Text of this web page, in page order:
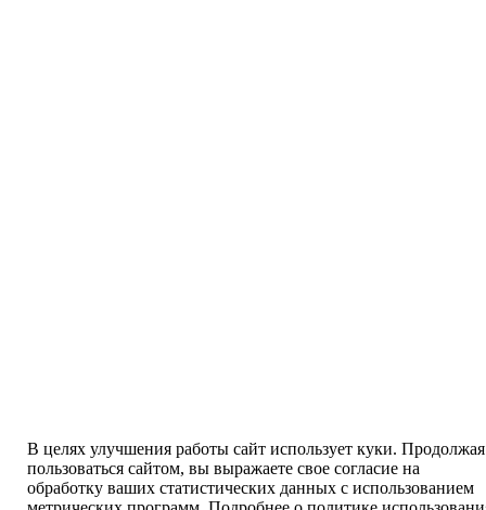
В целях улучшения работы сайт использует куки. Продолжая
пользоваться сайтом, вы выражаете свое согласие на
обработку ваших статистических данных с использованием